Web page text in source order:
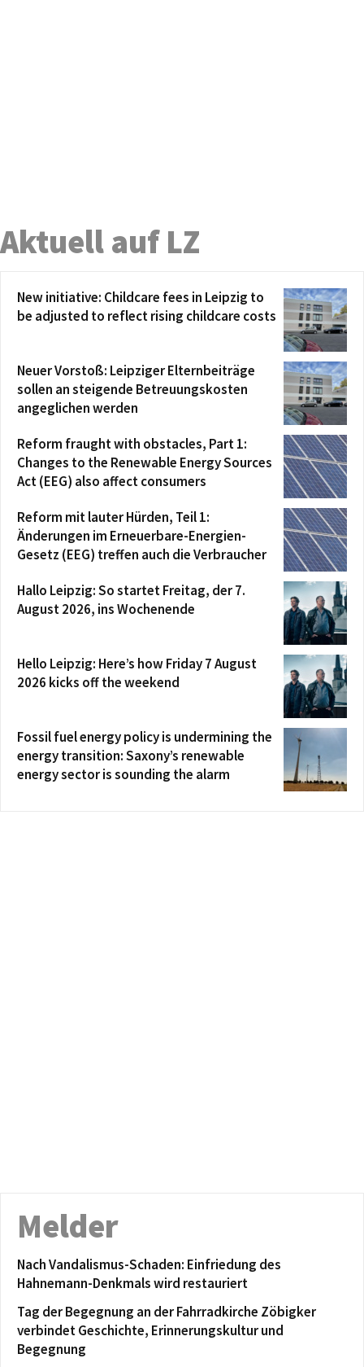
Aktuell auf LZ
New initiative: Childcare fees in Leipzig to
be adjusted to reflect rising childcare costs
Neuer Vorstoß: Leipziger Elternbeiträge
sollen an steigende Betreuungskosten
angeglichen werden
Reform fraught with obstacles, Part 1:
Changes to the Renewable Energy Sources
Act (EEG) also affect consumers
Reform mit lauter Hürden, Teil 1:
Änderungen im Erneuerbare-Energien-
Gesetz (EEG) treffen auch die Verbraucher
Hallo Leipzig: So startet Freitag, der 7.
August 2026, ins Wochenende
Hello Leipzig: Here’s how Friday 7 August
2026 kicks off the weekend
Fossil fuel energy policy is undermining the
energy transition: Saxony’s renewable
energy sector is sounding the alarm
Melder
Nach Vandalismus-Schaden: Einfriedung des
Hahnemann-Denkmals wird restauriert
Tag der Begegnung an der Fahrradkirche Zöbigker
verbindet Geschichte, Erinnerungskultur und
Begegnung